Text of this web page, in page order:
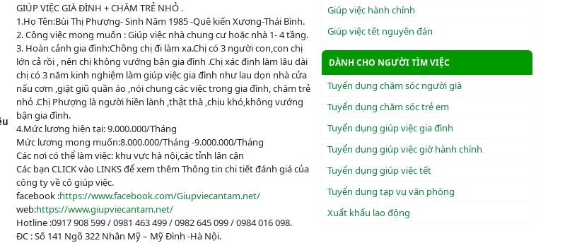
GIÚP VIỆC GIÀ ĐÌNH + CHĂM TRẺ NHỎ .
1.Họ Tên:Bùi Thị Phượng- Sinh Năm 1985 -Quê kiến Xương-Thái Bình.
2. Công việc mong muốn : Giúp việc nhà chung cư hoặc nhà 1- 4 tầng.
3. Hoàn cảnh gia đình:Chồng chị đi làm xa.Chị có 3 người con,con chị
lớn cả rồi , nên chị không vướng bận gia đình .Chị xác định làm lâu dài
chị có 3 năm kinh nghiệm làm giúp việc gia đình như lau dọn nhà cửa
nấu cơm ,giặt giũ quần áo ,nói chung các việc trong gia đình, chăm trẻ
nhỏ .Chị Phượng là người hiền lành ,thật thà ,chịu khó,không vướng
bận gia đình.
4.Mức lương hiện tại: 9.000.000/Tháng
Mức lương mong muốn:8.000.000/Tháng -9.000.000/Tháng
Các nơi có thể làm việc: khu vực hà nội,các tỉnh lân cận
Các bạn CLICK vào LINKS để xem thêm Thông tin chi tiết đánh giá của
công ty về cô giúp việc.
facebook :https://www.facebook.com/Giupviecantam.net/
web:https://www.giupviecantam.net/
Hotline :0917 908 599 / 0981 463 499 / 0982 645 099 / 0984 016 098.
ĐC : Số 141 Ngõ 322 Nhân Mỹ – Mỹ Đình -Hà Nội.
Giúp việc hành chính
Giúp việc tết nguyên đán
DÀNH CHO NGƯỜI TÌM VIỆC
Tuyển dụng chăm sóc người già
Tuyển dụng chăm sóc trẻ em
Tuyển dụng giúp việc gia đình
Tuyển dụng giúp việc giờ hành chính
Tuyển dụng giúp việc tết
Tuyển dụng tạp vụ văn phòng
Xuẩt khẩu lao động